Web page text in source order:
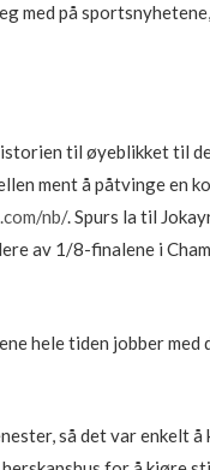
med på
til øyeblikket til
ment å påtvinge en
nb/. Spurs la til
av 1/8-finalene i
hele tiden jobber med
så det var enkelt